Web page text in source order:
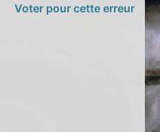
Voter pour cette erreur